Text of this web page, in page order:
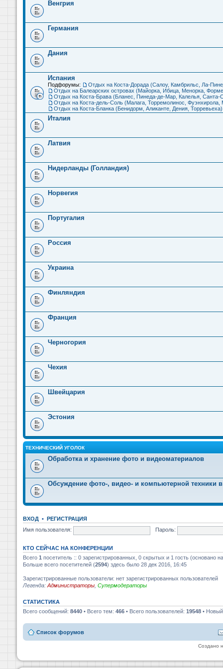
Венгрия
Германия
Дания
Испания
Подфорумы: Отдых на Коста-Дорада (Салоу, Камбрильс, Ла-
Отдых на Балеарских островах (Майорка, Ибица, Менорка,
Отдых на Коста-Брава (Бланес, Пинеда-де-Мар, Калелья, Санта-
Отдых на Коста-дель-Соль (Малага, Торремолинос, Фуэнхирола,
Отдых на Коста-Бланка (Бенидорм, Аликанте, Дения, Торревьеха)
Италия
Латвия
Нидерланды (Голландия)
Норвегия
Португалия
Россия
Украина
Финляндия
Франция
Черногория
Чехия
Швейцария
Эстония
ТЕХНИЧЕСКИЙ УГОЛОК
Обработка и хранение фото и видеоматериалов
Обсуждение фото-, видео- и компьютерной техники в
ВХОД • РЕГИСТРАЦИЯ
Имя пользователя:
Пароль:
КТО СЕЙЧАС НА КОНФЕРЕНЦИИ
Всего 1 посетитель :: 0 зарегистрированных, 0 скрытых и 1 гость (основано
Больше всего посетителей (2594) здесь было 28 дек 2016, 16:45
Зарегистрированные пользователи: нет зарегистрированных пользователей
Легенда: Администраторы Супермодераторы
СТАТИСТИКА
Всего сообщений: 8440 • Всего тем: 466 • Всего пользователей: 19548 •
Список форумов
Создано